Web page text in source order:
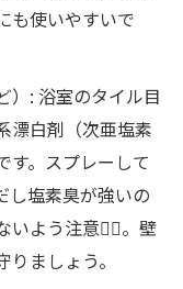
も使いやすいで
: 浴室のタイル目
漂白剤（次亜塩素
す。スプレーして
し塩素臭が強いの
いよう注意👷‍♀️。壁
ましょう。